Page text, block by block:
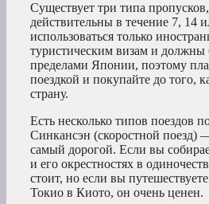
Существует три типа
действительны в течение 7, 14
использоваться только
туристическим визам и должны
пределами Японии, поэтому
поездкой и покупайте до того,
страну.
Есть несколько типов поездов
Синкансэн (скоростной
самый дорогой. Если вы
и его окрестностях в
стоит, но если вы
Токио в Киото, он очень ценен.